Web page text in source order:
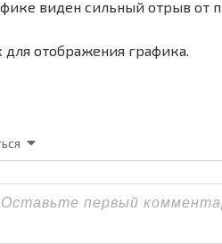
виден сильный отрыв от
для отображения графика.